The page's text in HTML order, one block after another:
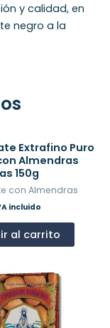
y calidad, en
negro a la
Extrafino Puro
Almendras
150g
con Almendras
incluido
al carrito